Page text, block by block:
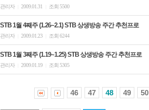
관리자 2009.01.31 조회 5500
STB 1월 4째주 (1.26~2.1) STB 상생방송 주간 추천프로
관리자 2009.01.23 조회 6244
STB 1월 3째주 (1.19~1.25) STB 상생방송 주간 추천프로
관리자 2009.01.19 조회 5305
46 47 48 49 50